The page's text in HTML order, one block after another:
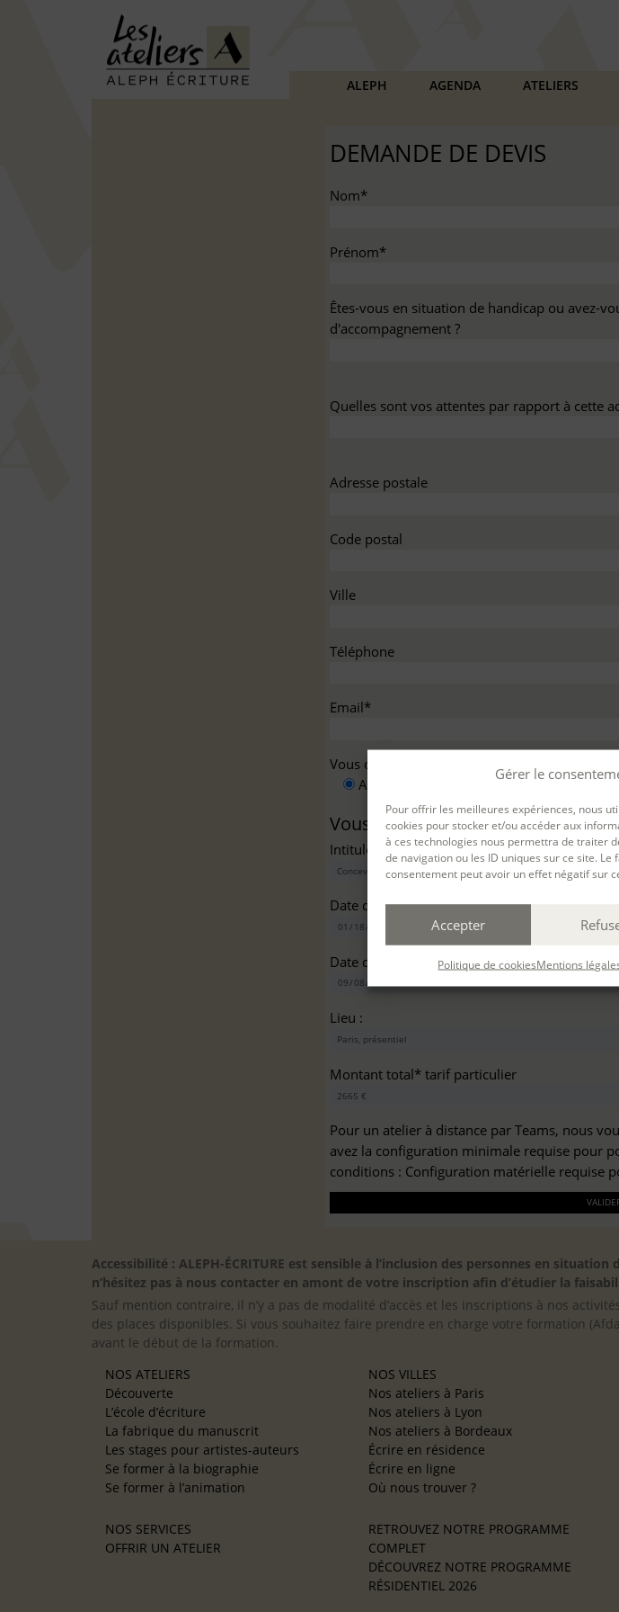
Gérer le
Pour offrir les meilleures expériences, nous
cookies pour stocker et/ou accéder aux
à ces technologies nous permettra de traiter
de navigation ou les ID uniques sur ce site.
consentement peut avoir un effet négatif sur
Accepter
Politique de cookiesMentions
ALEPH AGENDA ATELIERS
DEMANDE DE DEVIS
Nom*
Prénom*
Êtes-vous en situation de handicap ou avez-
d'accompagnement ?
Quelles sont vos attentes par rapport à cette
Adresse postale
Code postal
Ville
Téléphone
Email*
Vous demandez ce devis :
A titre personnel
Pour bénéficier
Vous souhaitez vous inscrire à :
Intitulé(s)*
Date de début*
Date de fin*
Lieu :
Montant total* tarif particulier
Pour un atelier à distance par Teams, nous
avez la configuration minimale requise pour
conditions : Configuration matérielle requise
Accessibilité : ALEPH-ÉCRITURE est sensible à l’inclusion des personnes en
n’hésitez pas à nous contacter en amont de votre inscription afin d’étudier la
Sauf mention contraire, il n’y a pas de modalité d’accès et les inscriptions à nos
des places disponibles. Si vous souhaitez faire prendre en charge votre formation
avant le début de la formation.
NOS ATELIERS
Découverte
L’école d’écriture
La fabrique du manuscrit
Les stages pour artistes-auteurs
Se former à la biographie
Se former à l’animation
NOS SERVICES
OFFRIR UN ATELIER
NOS VILLES
Nos ateliers à Paris
Nos ateliers à Lyon
Nos ateliers à Bordeaux
Écrire en résidence
Écrire en ligne
Où nous trouver ?
RETROUVEZ NOTRE PROGRAMME
COMPLET
DÉCOUVREZ NOTRE PROGRAMME
RÉSIDENTIEL 2026